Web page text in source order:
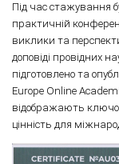
Під час стажування
практичній
виклики та
доповіді провідних
підготовлено та
Europe Online
відображають
цінність для